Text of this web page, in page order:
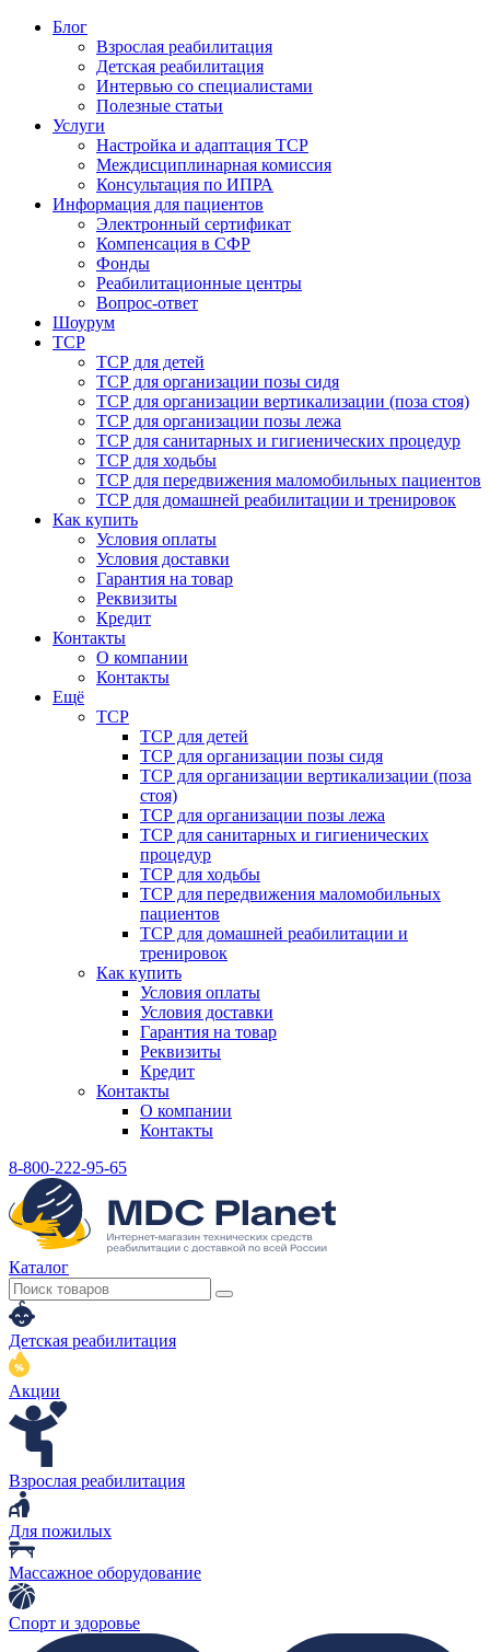
Блог
Взрослая реабилитация
Детская реабилитация
Интервью со специалистами
Полезные статьи
Услуги
Настройка и адаптация ТСР
Междисциплинарная комиссия
Консультация по ИПРА
Информация для пациентов
Электронный сертификат
Компенсация в СФР
Фонды
Реабилитационные центры
Вопрос-ответ
Шоурум
ТСР
ТСР для детей
ТСР для организации позы сидя
ТСР для организации вертикализации (поза стоя)
ТСР для организации позы лежа
ТСР для санитарных и гигиенических процедур
ТСР для ходьбы
ТСР для передвижения маломобильных пациентов
ТСР для домашней реабилитации и тренировок
Как купить
Условия оплаты
Условия доставки
Гарантия на товар
Реквизиты
Кредит
Контакты
О компании
Контакты
Ещё
ТСР
ТСР для детей
ТСР для организации позы сидя
ТСР для организации вертикализации (поза
стоя)
ТСР для организации позы лежа
ТСР для санитарных и гигиенических
процедур
ТСР для ходьбы
ТСР для передвижения маломобильных
пациентов
ТСР для домашней реабилитации и
тренировок
Как купить
Условия оплаты
Условия доставки
Гарантия на товар
Реквизиты
Кредит
Контакты
О компании
Контакты
8-800-222-95-65
Каталог
Детская реабилитация
Акции
Взрослая реабилитация
Для пожилых
Массажное оборудование
Спорт и здоровье